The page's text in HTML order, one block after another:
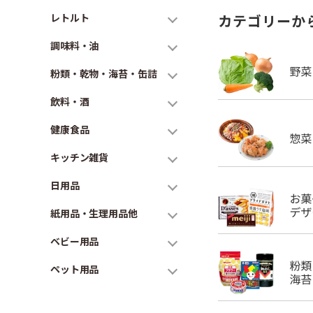
レトルト
調味料・油
粉類・乾物・海苔・缶詰
飲料・酒
健康食品
キッチン雑貨
日用品
紙用品・生理用品他
ベビー用品
ペット用品
カテゴリーか